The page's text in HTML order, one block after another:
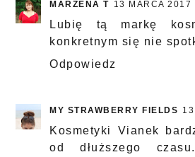
MARZENA T 13 MARCA 2017
Lubię tą markę
konkretnym się nie
Odpowiedz
MY STRAWBERRY FIELDS
Kosmetyki Vianek
od dłuższego